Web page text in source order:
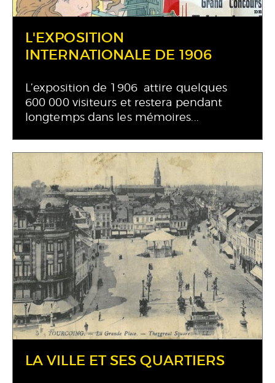
L'EXPOSITION
INTERNATIONALE DE 1906
L’exposition de 1906 attire quelques
600 000 visiteurs et restera pendant
longtemps dans les mémoires...
LA VILLE ET SES QUARTIERS